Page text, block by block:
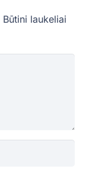
Būtini laukeliai